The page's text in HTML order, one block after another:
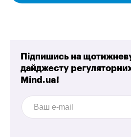
Підпишись на
дайджесту
Mind.ua!